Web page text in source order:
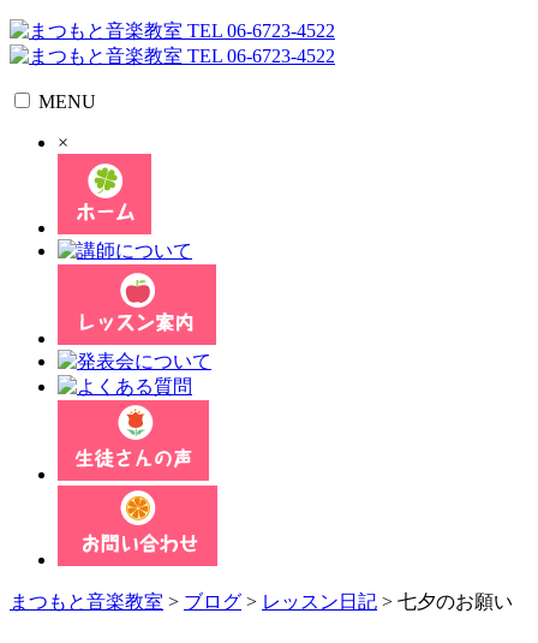
MENU
×
まつもと音楽教室 > ブログ > レッスン日記 > 七夕のお願い